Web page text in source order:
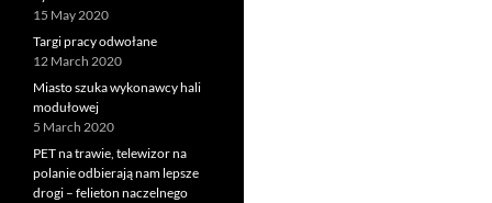
15 May 2020
Targi pracy odwołane
12 March 2020
Miasto szuka wykonawcy hali
modułowej
5 March 2020
PET na trawie, telewizor na
polanie odbierają nam lepsze
drogi – felieton naczelnego